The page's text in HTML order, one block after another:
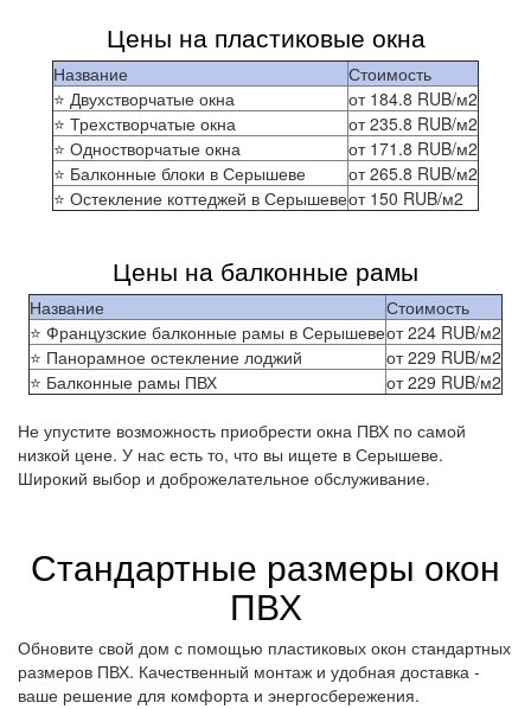
Цены на пластиковые окна
Название
Стоимость
⭐ Двухстворчатые окна
от 184.8 RUB/м2
⭐ Трехстворчатые окна
от235.8 RUB/м2
⭐ Одностворчатые окна
от 171.8 RUB/м2
⭐ Балконные блоки в Серышеве
от265.8 RUB/м2
⭐ Остекление коттеджей в Серышевеот 150 RUB/м2
Цены на балконные рамы
Название
Стоимость
⭐ Французские балконные рамы в Серышевеот224 RUB/м2
⭐ Панорамное остекление лоджий
от229 RUB/м2
⭐ Балконные рамы ПВХ
от229 RUB/м2
Не упустите возможность приобрести окна ПВХ по самой
низкой цене. У нас есть то, что вы ищете в Серышеве.
Широкий выбор и доброжелательное обслуживание.
Стандартные размеры окон
ПВХ
Обновите свой дом с помощью пластиковых окон стандартных
размеров ПВХ. Качественный монтаж и удобная доставка -
ваше решение для комфорта и энергосбережения.